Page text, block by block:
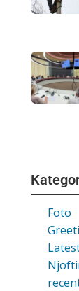
Foto